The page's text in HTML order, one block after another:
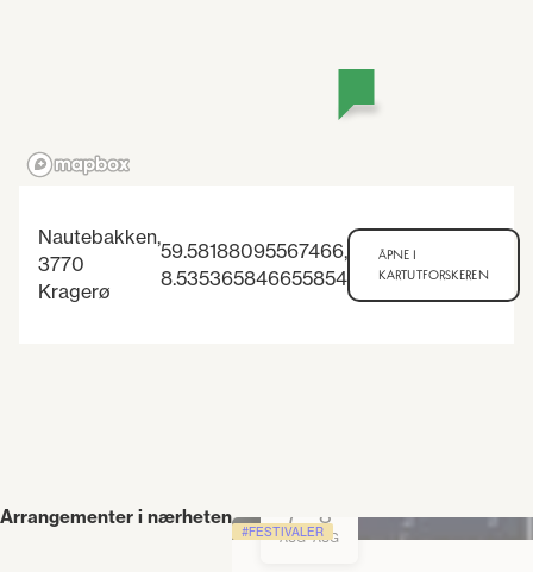
Nautebakken,
3770
Kragerø
59.58188095567466,
8.535365846655854
ÅPNE I
KARTUTFORSKEREN
Arrangementer i nærheten
FESTIVALER
7
AUG
- 8
AUG